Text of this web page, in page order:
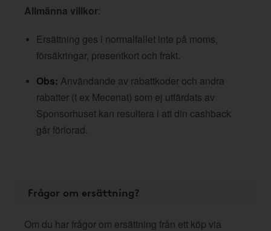
Allmänna villkor:
Ersättning ges i normalfallet inte på moms,
försäkringar, presentkort och frakt.
Obs: Användande av rabattkoder och andra
rabatter (t ex Mecenat) som ej utfärdats av
Sponsorhuset kan resultera i att din cashback
går förlorad.
Frågor om ersättning?
Om du har frågor om ersättning från ett köp via